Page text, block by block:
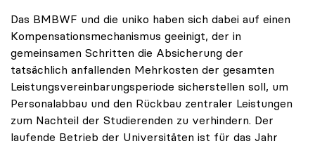
Das BMBWF und die uniko haben sich dabei auf einen
Kompensationsmechanismus geeinigt, der in
gemeinsamen Schritten die Absicherung der
tatsächlich anfallenden Mehrkosten der gesamten
Leistungsvereinbarungsperiode sicherstellen soll, um
Personalabbau und den Rückbau zentraler Leistungen
zum Nachteil der Studierenden zu verhindern. Der
laufende Betrieb der Universitäten ist für das Jahr